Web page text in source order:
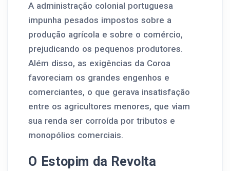
A administração colonial portuguesa
impunha pesados impostos sobre a
produção agrícola e sobre o comércio,
prejudicando os pequenos produtores.
Além disso, as exigências da Coroa
favoreciam os grandes engenhos e
comerciantes, o que gerava insatisfação
entre os agricultores menores, que viam
sua renda ser corroída por tributos e
monopólios comerciais.
O Estopim da Revolta